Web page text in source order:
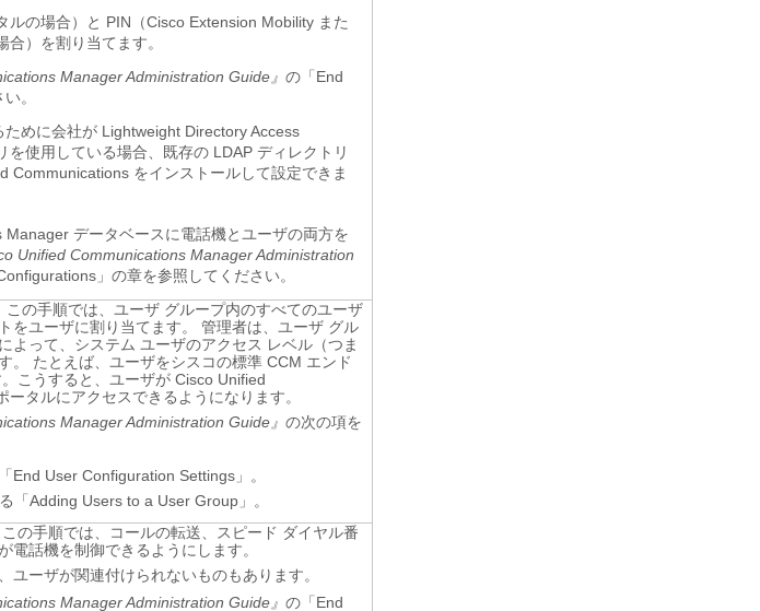
ルの場合）と PIN（Cisco Extension Mobility また
）を割り当てます。
Manager Administration Guide』 の「End
。
めに会社が Lightweight Directory Access
を使用している場合、既存の LDAP ディレクトリ
Communications をインストールして設定できま
データベースに電話機とユーザの両方を
Unified Communications Manager Administration
」の章を参照してください。
の手順では、ユーザ グループ内のすべてのユーザ
をユーザに割り当てます。 管理者は、ユーザ グル
よって、システム ユーザのアクセス レベル（つま
。 たとえば、ユーザをシスコの標準 CCM エンド
こうすると、ユーザが Cisco Unified
タルにアクセスできるようになります。
Manager Administration Guide』 の次の項を
End User Configuration Settings」。
「Adding Users to a User Group」。
の手順では、コールの転送、スピード ダイヤル番
話機を制御できるようにします。
ーザが関連付けられないものもあります。
Manager Administration Guide』 の「End